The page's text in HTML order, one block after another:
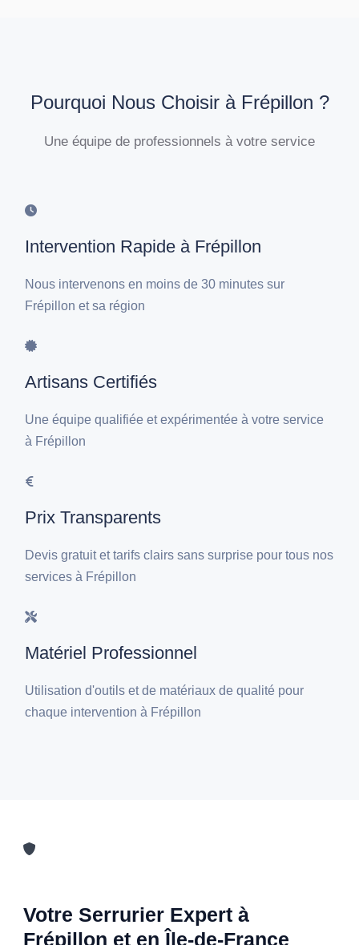
Pourquoi Nous Choisir à Frépillon ?
Une équipe de professionnels à votre service
Intervention Rapide à Frépillon
Nous intervenons en moins de 30 minutes sur
Frépillon et sa région
Artisans Certifiés
Une équipe qualifiée et expérimentée à votre service
à Frépillon
Prix Transparents
Devis gratuit et tarifs clairs sans surprise pour tous nos
services à Frépillon
Matériel Professionnel
Utilisation d'outils et de matériaux de qualité pour
chaque intervention à Frépillon
Votre Serrurier Expert à
Frépillon et en Île-de-France